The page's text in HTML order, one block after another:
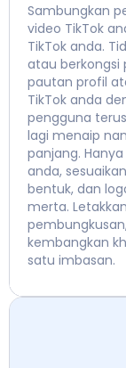
Sambungkan
video TikTok
TikTok anda.
atau berkongsi
pautan profil
TikTok anda
pengguna
lagi menaip
panjang.
anda,
bentuk, dan
merta.
kembangkan
satu imbasan.